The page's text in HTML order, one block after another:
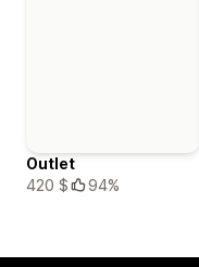
Outlet
420 $
94%